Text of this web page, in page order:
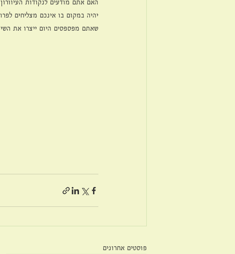
יהיה במקום בו אינכם מצליחים
שאתם מפספסים היום ייצרו את
פוסטים אחרונים